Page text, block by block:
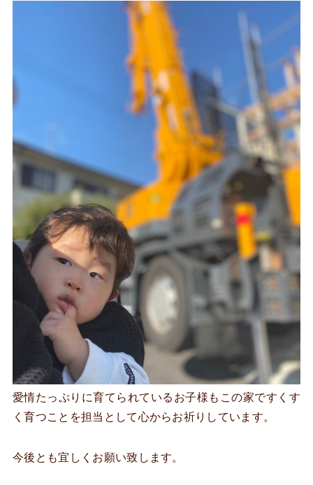
愛情たっぷりに育てられているお子様もこの家ですくす
く育つことを担当として心からお祈りしています。
今後とも宜しくお願い致します。